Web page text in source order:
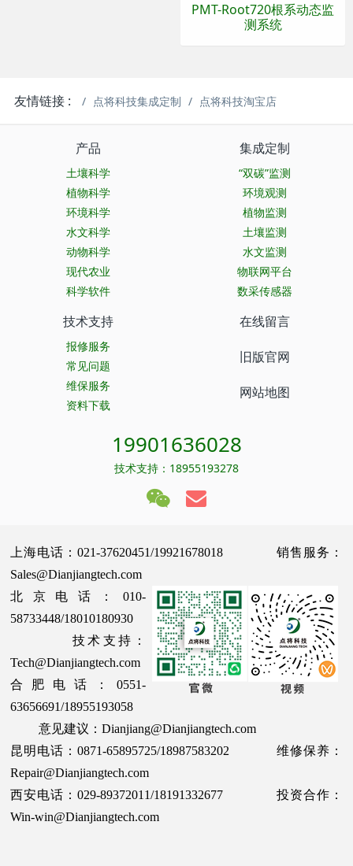
PMT-Root720根系动态监
测系统
友情链接 : 点将科技集成定制 点将科技淘宝店
产品
土壤科学
植物科学
环境科学
水文科学
动物科学
现代农业
科学软件
集成定制
“双碳”监测
环境观测
植物监测
土壤监测
水文监测
物联网平台
数采传感器
技术支持
报修服务
常见问题
维保服务
资料下载
在线留言
旧版官网
网站地图
19901636028
技术支持：18955193278
上海电话：021-37620451/19921678018 销售服务：
Sales@Dianjiangtech.com
北京电话：010-
58733448/18010180930
技术支持：
Tech@Dianjiangtech.com
合肥电话：0551-
63656691/18955193058
意见建议：Dianjiang@Dianjiangtech.com
昆明电话：0871-65895725/18987583202 维修保养：
Repair@Dianjiangtech.com
西安电话：029-89372011/18191332677 投资合作：
Win-win@Dianjiangtech.com